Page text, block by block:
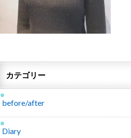
カテゴリー
before/after
Diary